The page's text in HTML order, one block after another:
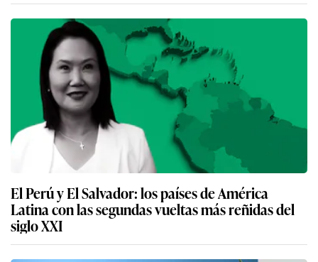
El Perú y El Salvador: los países de América
Latina con las segundas vueltas más reñidas del
siglo XXI